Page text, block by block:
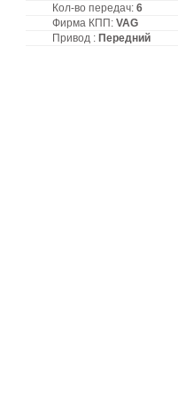
Кол-во передач: 6
Фирма КПП: VAG
Привод : Передний